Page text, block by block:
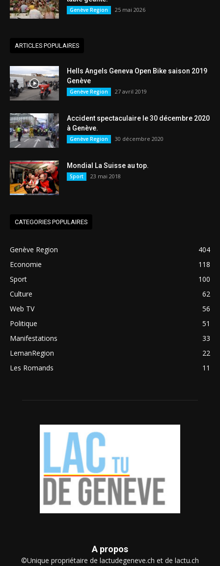
Genève Region 25 mai 2026
ARTICLES POPULAIRES
Hells Angels Geneva Open Bike saison 2019
Genève
Genève Region 27 avril 2019
Accident spectaculaire le 30 décembre 2020
à Genève.
Genève Region 30 décembre 2020
Mondial La Suisse au top.
Sport 23 mai 2018
CATEGORIES POPULAIRES
Genève Region
404
Economie
118
Sport
100
Culture
62
Web TV
56
Politique
51
Manifestations
33
LemanRegion
22
Les Romands
11
A propos
©Unique propriétaire de lactudegeneve.ch et de lactu.ch